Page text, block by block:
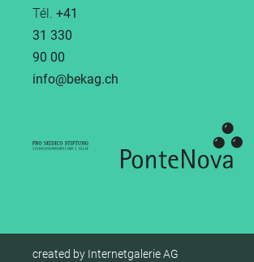
Tél. +41
31 330
90 00
info
bekag.ch
created by Internetgalerie AG